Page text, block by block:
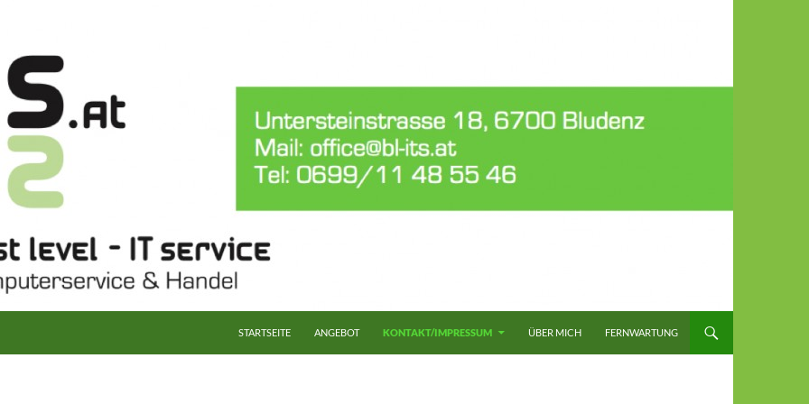
STARTSEITE ANGEBOT KONTAKT/IMPRESSUM ÜBER MICH FERNWARTUNG